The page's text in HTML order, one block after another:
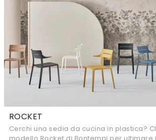
ROCKET
Cerchi una sedia da cucina in plastica?